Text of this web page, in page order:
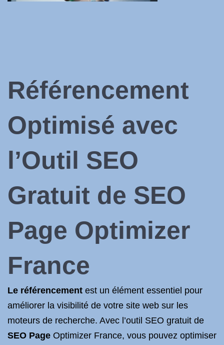
Référencement
Optimisé avec
l’Outil SEO
Gratuit de SEO
Page Optimizer
France
Le référencement est un élément essentiel pour
améliorer la visibilité de votre site web sur les
moteurs de recherche. Avec l’outil SEO gratuit de
SEO Page Optimizer France, vous pouvez optimiser